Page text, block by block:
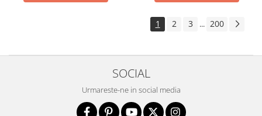
1 2 3 ... 200
SOCIAL
Urmareste-ne in social media